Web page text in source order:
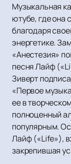
Музыкальная
ютубе, где она
благодаря
энергетике.
«Анестезия»
песня Лайф
Зиверт
«Первое
ее в
полноценный
популярным.
Лайф («Life»),
закрепившая